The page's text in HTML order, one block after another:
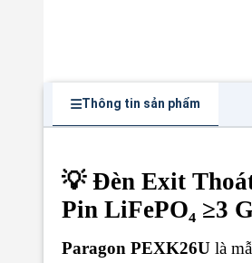
Thông tin sản phẩm
💡 Đèn Exit
Pin LiFePO₄ ≥3
Paragon PEXK26U là